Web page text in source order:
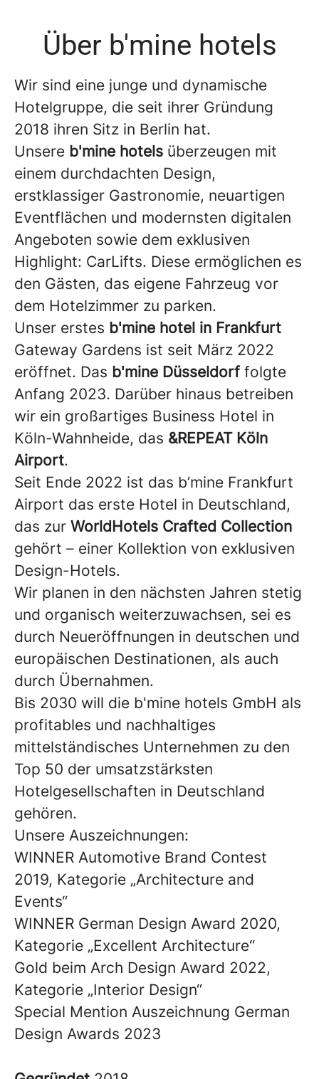
Über b'mine hotels
Wir sind eine junge und dynamische
Hotelgruppe, die seit ihrer Gründung
2018 ihren Sitz in Berlin hat.
Unsere b'mine hotels überzeugen mit
einem durchdachten Design,
erstklassiger Gastronomie, neuartigen
Eventflächen und modernsten digitalen
Angeboten sowie dem exklusiven
Highlight: CarLifts. Diese ermöglichen es
den Gästen, das eigene Fahrzeug vor
dem Hotelzimmer zu parken.
Unser erstes b'mine hotel in Frankfurt
Gateway Gardens ist seit März 2022
eröffnet. Das b'mine Düsseldorf folgte
Anfang 2023. Darüber hinaus betreiben
wir ein großartiges Business Hotel in
Köln-Wahnheide, das &REPEAT Köln
Airport.
Seit Ende 2022 ist das b’mine Frankfurt
Airport das erste Hotel in Deutschland,
das zur WorldHotels Crafted Collection
gehört – einer Kollektion von exklusiven
Design-Hotels.
Wir planen in den nächsten Jahren stetig
und organisch weiterzuwachsen, sei es
durch Neueröffnungen in deutschen und
europäischen Destinationen, als auch
durch Übernahmen.
Bis 2030 will die b'mine hotels GmbH als
profitables und nachhaltiges
mittelständisches Unternehmen zu den
Top 50 der umsatzstärksten
Hotelgesellschaften in Deutschland
gehören.
Unsere Auszeichnungen:
WINNER Automotive Brand Contest
2019, Kategorie „Architecture and
Events“
WINNER German Design Award 2020,
Kategorie „Excellent Architecture“
Gold beim Arch Design Award 2022,
Kategorie „Interior Design“
Special Mention Auszeichnung German
Design Awards 2023